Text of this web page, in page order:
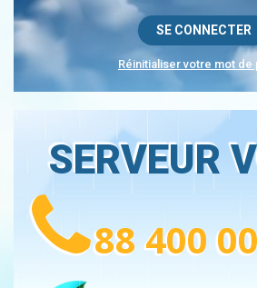
Réinitialiser votre mot de
SERVEUR
88 400